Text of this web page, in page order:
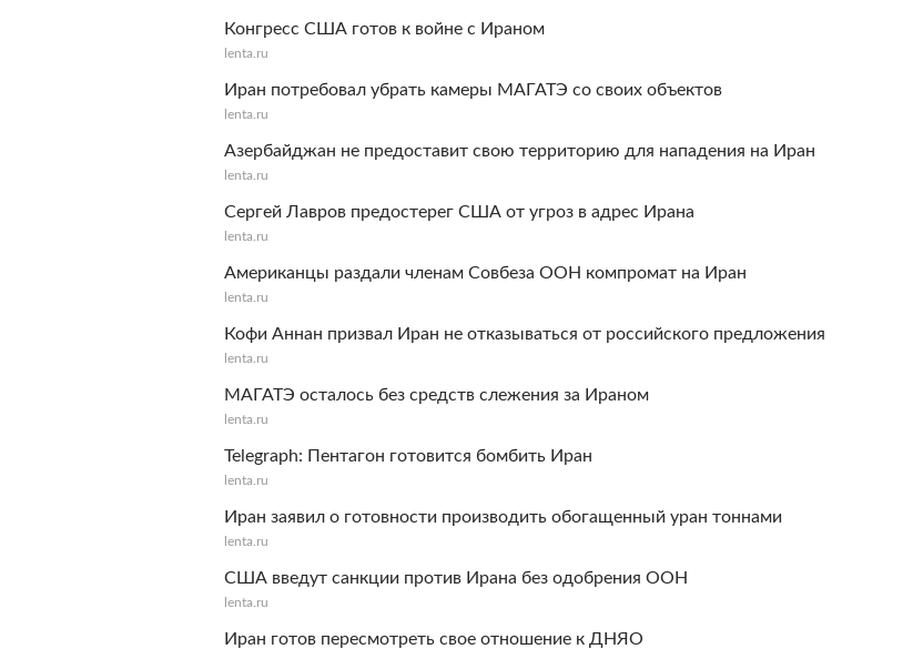
Конгресс США готов к войне с Ираном
lenta.ru
Иран потребовал убрать камеры МАГАТЭ со своих объектов
lenta.ru
Азербайджан не предоставит свою территорию для нападения на Иран
lenta.ru
Сергей Лавров предостерег США от угроз в адрес Ирана
lenta.ru
Американцы раздали членам Совбеза ООН компромат на Иран
lenta.ru
Кофи Аннан призвал Иран не отказываться от российского предложения
lenta.ru
МАГАТЭ осталось без средств слежения за Ираном
lenta.ru
Telegraph: Пентагон готовится бомбить Иран
lenta.ru
Иран заявил о готовности производить обогащенный уран тоннами
lenta.ru
США введут санкции против Ирана без одобрения ООН
lenta.ru
Иран готов пересмотреть свое отношение к ДНЯО